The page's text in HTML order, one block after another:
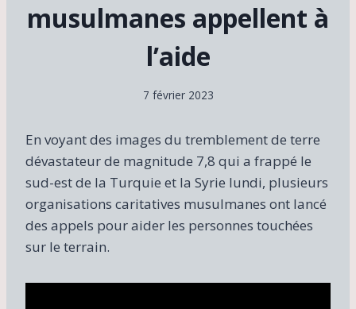
musulmanes appellent à
l’aide
7 février 2023
En voyant des images du tremblement de terre
dévastateur de magnitude 7,8 qui a frappé le
sud-est de la Turquie et la Syrie lundi, plusieurs
organisations caritatives musulmanes ont lancé
des appels pour aider les personnes touchées
sur le terrain.